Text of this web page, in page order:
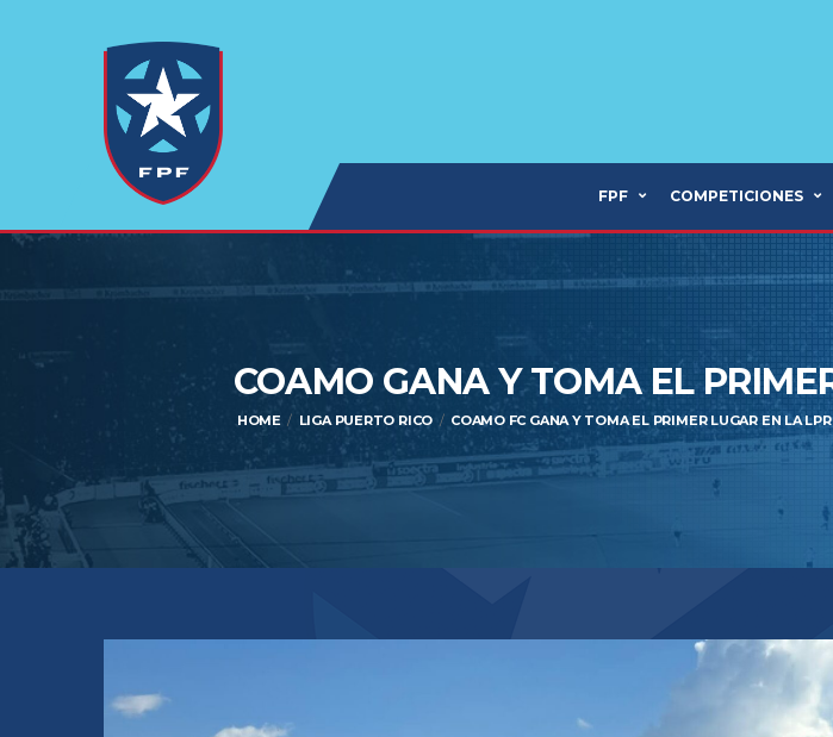
FPF COMPETICIONES
COAMO GANA Y TOMA EL
HOME LIGA PUERTO RICO COAMO FC GANA Y TOMA EL PRIMER LUGAR EN LA